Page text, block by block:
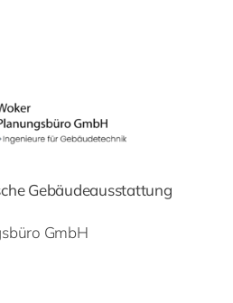
Gebäudeausstattung
GmbH